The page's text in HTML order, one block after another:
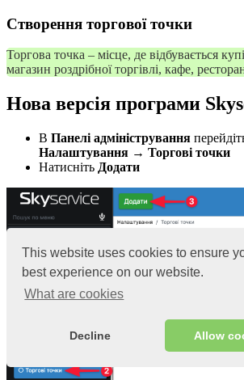
This website uses cookies to ensure
best experience on our website.
What are cookies
Decline Allow
Створення торгової точки
Торгова точка – місце, де відбувається
магазин роздрібної торгівлі, кафе,
Нова версія програми
В Панелі адміністрування
Налаштування → Торгові точки
Натисніть Додати